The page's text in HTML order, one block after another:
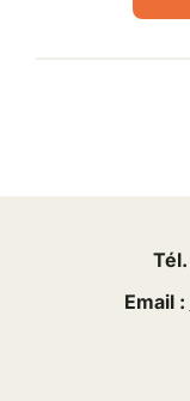
Tél.
Email :